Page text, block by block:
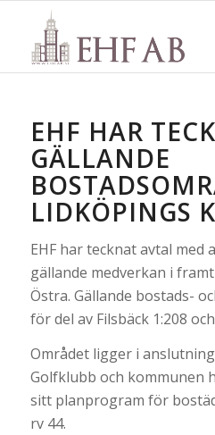
EHF HAR
GÄLLANDE
LIDKÖPINGS
EHF har tecknat avtal med
gällande medverkan i
Östra. Gällande bostads-
för del av Filsbäck 1:208
Området ligger i
Golfklubb och kommunen
sitt planprogram för
rv 44.